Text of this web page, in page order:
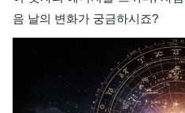
음 날의 변화가 궁금하시죠?